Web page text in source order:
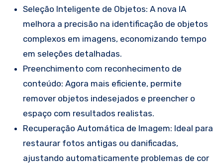
Seleção Inteligente de Objetos: A nova IA
melhora a precisão na identificação de objetos
complexos em imagens, economizando tempo
em seleções detalhadas.
Preenchimento com reconhecimento de
conteúdo: Agora mais eficiente, permite
remover objetos indesejados e preencher o
espaço com resultados realistas.
Recuperação Automática de Imagem: Ideal para
restaurar fotos antigas ou danificadas,
ajustando automaticamente problemas de cor